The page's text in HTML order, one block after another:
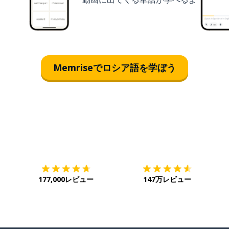
Memriseでロシア語を学ぼう
177,000レビュー 147万レビュー